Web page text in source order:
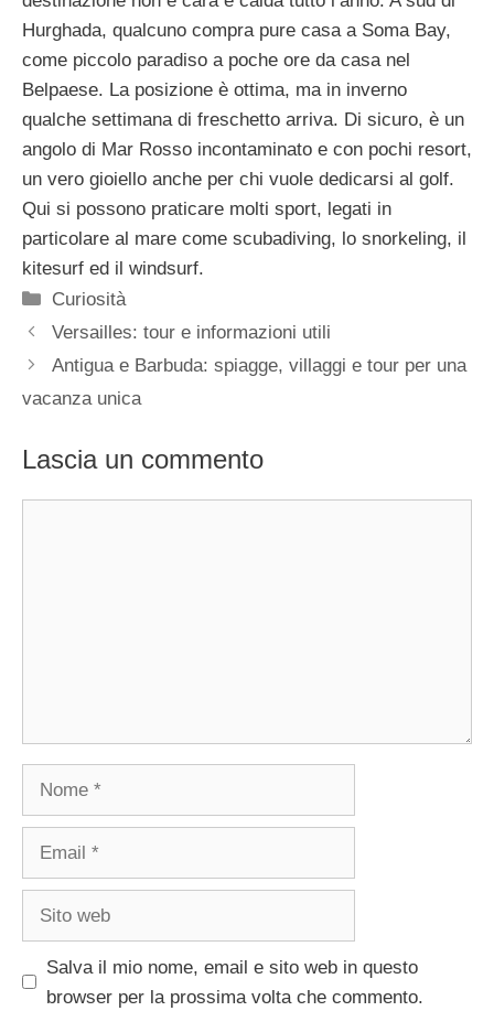
Hurghada, qualcuno compra pure casa a Soma Bay,
come piccolo paradiso a poche ore da casa nel
Belpaese. La posizione è ottima, ma in inverno
qualche settimana di freschetto arriva. Di sicuro, è un
angolo di Mar Rosso incontaminato e con pochi resort,
un vero gioiello anche per chi vuole dedicarsi al golf.
Qui si possono praticare molti sport, legati in
particolare al mare come scubadiving, lo snorkeling, il
kitesurf ed il windsurf.
Categorie
Curiosità
Versailles: tour e informazioni utili
Antigua e Barbuda: spiagge, villaggi e tour per una
vacanza unica
Lascia un commento
Salva il mio nome, email e sito web in questo
browser per la prossima volta che commento.